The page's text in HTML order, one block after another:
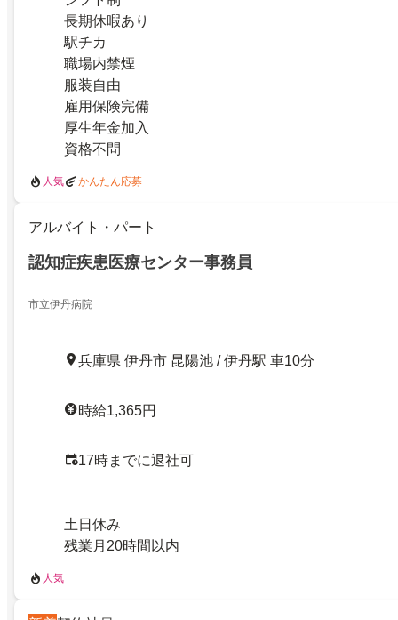
長期休暇あり
駅チカ
職場内禁煙
服装自由
雇用保険完備
厚生年金加入
資格不問
人気 かんたん応募
アルバイト・パート
認知症疾患医療センター事務員
市立伊丹病院
兵庫県 伊丹市 昆陽池 / 伊丹駅 車10分
時給1,365円
17時までに退社可
土日休み
残業月20時間以内
人気